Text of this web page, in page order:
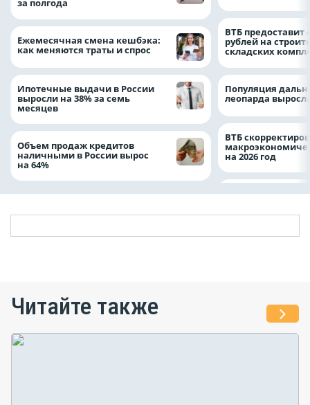
за полгода
Ежемесячная смена кешбэка:
как меняются траты и спрос
Ипотечные выдачи в России
выросли на 38% за семь
месяцев
Объем продаж кредитов
наличными в России вырос
на 64%
ВТБ предоставит
рублей на
складских
Популяция
леопарда
ВТБ
на 2026 год
Читайте также